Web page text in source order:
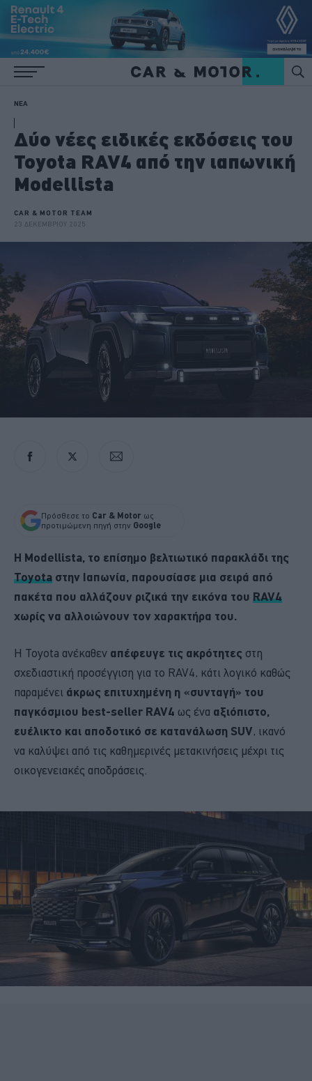
ΝΕΑ
Δύο νέες ειδικές εκδόσεις του
Toyota RAV4 από την ιαπωνική
Modellista
CAR & MOTOR TEAM
23 ΔΕΚΕΜΒΡΙΟΥ 2025
Πρόσθεσε το Car & Motor ως
προτιμώμενη πηγή στην Google
H Modellista, το επίσημο βελτιωτικό παρακλάδι της
Toyota στην Ιαπωνία, παρουσίασε μια σειρά από
πακέτα που αλλάζουν ριζικά την εικόνα του RAV4
χωρίς να αλλοιώνουν τον χαρακτήρα του.
Η Toyota ανέκαθεν απέφευγε τις ακρότητες στη
σχεδιαστική προσέγγιση για το RAV4, κάτι λογικό καθώς
παραμένει άκρως επιτυχημένη η «συνταγή» του
παγκόσμιου best-seller RAV4 ως ένα αξιόπιστο,
ευέλικτο και αποδοτικό σε κατανάλωση SUV, ικανό
να καλύψει από τις καθημερινές μετακινήσεις μέχρι τις
οικογενειακές αποδράσεις.